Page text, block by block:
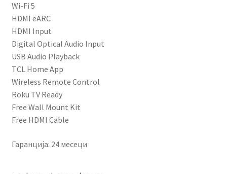
Wi-Fi 5
HDMI eARC
HDMI Input
Digital Optical Audio Input
USB Audio Playback
TCL Home App
Wireless Remote Control
Roku TV Ready
Free Wall Mount Kit
Free HDMI Cable
Гаранција: 24 месеци